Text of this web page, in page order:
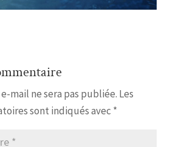
mail ne sera pas publiée. Les
sont indiqués avec *